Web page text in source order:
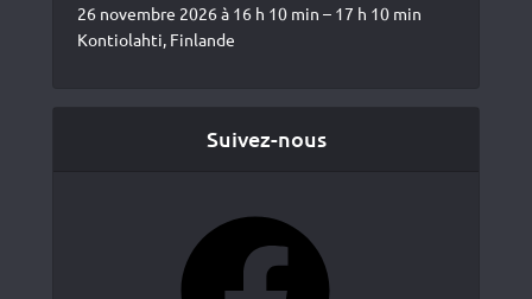
26 novembre 2026 à 16 h 10 min – 17 h 10 min
Kontiolahti, Finlande
Suivez-nous